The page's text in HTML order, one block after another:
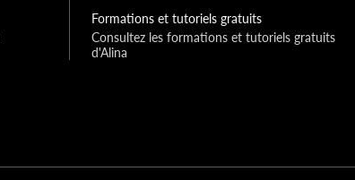
Formations et tutoriels gratuits
Consultez les formations et tutoriels gratuits
d'Alina